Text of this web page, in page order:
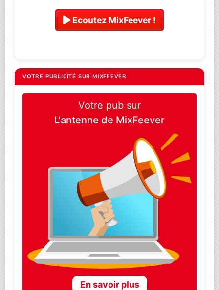
Ecoutez MixFeever !
VOTRE PUBLICITÉ SUR MIXFEEVER
Votre pub sur
L'antenne de MixFeever
En savoir plus